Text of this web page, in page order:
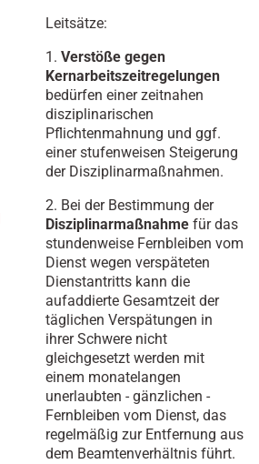
Leitsätze:
1. Verstöße gegen
Kernarbeitszeitregelungen
bedürfen einer zeitnahen
disziplinarischen
Pflichtenmahnung und ggf.
einer stufenweisen Steigerung
der Disziplinarmaßnahmen.
2. Bei der Bestimmung der
Disziplinarmaßnahme für das
stundenweise Fernbleiben vom
Dienst wegen verspäteten
Dienstantritts kann die
aufaddierte Gesamtzeit der
täglichen Verspätungen in
ihrer Schwere nicht
gleichgesetzt werden mit
einem monatelangen
unerlaubten - gänzlichen -
Fernbleiben vom Dienst, das
regelmäßig zur Entfernung aus
dem Beamtenverhältnis führt.